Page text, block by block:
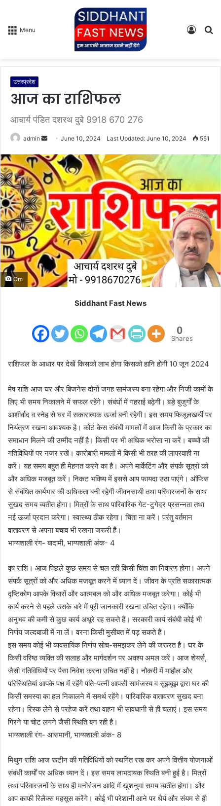
Menu
Log
उत्तरप्रदेश
आज का राशिफल
आचार्य पंडित दशरथ दुबे 9918 670 276
admin
n
d
a
n
e
m
a
i
l
June 10, 2024 Last Updated: June 10, 2024 551
Om
Siddhant Fast News
0
Shares
राशिफल के आधार पर देखें किसको लाभ होगा किसको हानि होगी 10 जून 2024
मेष राशि आज घर और बिजनेस दोनों जगह सामंजस्य बना रहेगा और निजी कामों के
लिए भी समय निकालने में सफल रहेंगे। संबंधों में गहराई बढ़ेगी। बड़े बुजुर्गों के
आशीर्वाद व स्नेह से घर में सकारात्मक ऊर्जा बनी रहेगी। इस समय फिजूलखर्ची पर
नियंत्रण रखना आवश्यक है। कोर्ट केस संबंधी मामलों में आज किसी के प्रकार का
समाधान मिलने की उम्मीद नहीं है। किसी पर भी अधिक भरोसा ना करें। बच्चों की
गतिविधियों पर नजर रखें। कारोबारी मामलों में किसी भी तरह की लापरवाही ना
करें। यह समय बहुत ही मेहनत करने का है। अपने मार्केटिंग और संपर्क सूत्रों को
और अधिक मजबूत करें। निकट भविष्य में इससे आप फायदा उठा पाएंगे। ऑफिस
से संबंधित कार्यभार की अधिकता बनी रहेगी जीवनसाथी तथा परिवारजनों के साथ
सुखद समय व्यतीत होगा। मित्रों के साथ पारिवारिक गेट-टुगेदर प्रसन्नता तथा
नई ऊर्जा प्रदान करेगा। स्वास्थ्य ठीक रहेगा। चिंता ना करें। परंतु वर्तमान
वातावरण से अपना बचाव भी रखना जरूरी है।
भाग्यशाली रंग- बादामी, भाग्यशाली अंक- 4
वृष राशि। आज पिछले कुछ समय से चल रही किसी चिंता का निवारण होगा। अपने
संपर्क सूत्रों को और अधिक मजबूत करने में ध्यान दें। जीवन के प्रति सकारात्मक
दृष्टिकोण आपके विचारों और आत्मबल को और अधिक मजबूत करेगा। कोई भी
कार्य करने से पहले उसके बारे में पूरी जानकारी रखना उचित रहेगा। क्योंकि
अनुभव की कमी से कुछ कार्य अधूरे रह सकते हैं। सरकारी कार्य संबंधी कोई भी
निर्णय जल्दबाजी में ना लें। वरना किसी मुसीबत में पड़ सकते हैं।
इस समय कोई भी व्यवसायिक निर्णय सोच-समझकर लेने की जरूरत है। घर के
किसी वरिष्ठ व्यक्ति की सलाह और मार्गदर्शन पर अवश्य अमल करें। आज शेयर्स,
जैसी गतिविधियों पर पैसा निवेश करना उचित नहीं है। नौकरी में माहौल और
परिस्थितियां आपके पक्ष में रहेंगे पति-पत्नी आपसी सामंजस्य व सूझबूझ द्वारा घर की
किसी समस्या का हल निकालने में समर्थ रहेंगे। पारिवारिक वातावरण सुखद बना
रहेगा। रिस्क लेने से परहेज करें तथा वाहन भी सावधानी से ही चलाएं। इस समय
गिरने या चोट लगने जैसी स्थिति बन रही है।
भाग्यशाली रंग- आसमानी, भाग्यशाली अंक- 8
मिथुन राशि आज रूटीन की गतिविधियों को स्थगित रख कर अपने वित्तीय योजनाओं
संबंधी कार्यों पर अधिक ध्यान दें। इस समय लाभदायक स्थिति बनी हुई है। मित्रों
तथा परिवारजनों के साथ ही मनोरंजन आदि में खुशनुमा समय व्यतीत होगा। और
आप काफी रिलैक्स महसूस करेंगे। कोई भी परेशानी आने पर धैर्य और संयम से ही